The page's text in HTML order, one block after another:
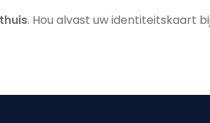
. Hou alvast uw identiteitskaart